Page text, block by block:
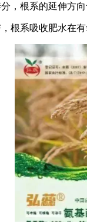
根系的延伸方向
系吸收肥水在有